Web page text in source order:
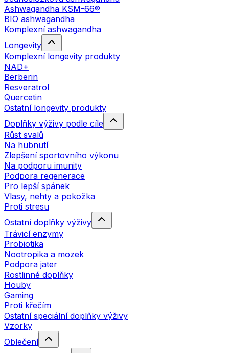
Ashwagandha KSM-66®
BIO ashwagandha
Komplexní ashwagandha
Longevity
Komplexní longevity produkty
NAD+
Berberin
Resveratrol
Quercetin
Ostatní longevity produkty
Doplňky výživy podle cíle
Růst svalů
Na hubnutí
Zlepšení sportovního výkonu
Na podporu imunity
Podpora regenerace
Pro lepší spánek
Vlasy, nehty a pokožka
Proti stresu
Ostatní doplňky výživy
Trávicí enzymy
Probiotika
Nootropika a mozek
Podpora jater
Rostlinné doplňky
Houby
Gaming
Proti křečím
Ostatní speciální doplňky výživy
Vzorky
Oblečení